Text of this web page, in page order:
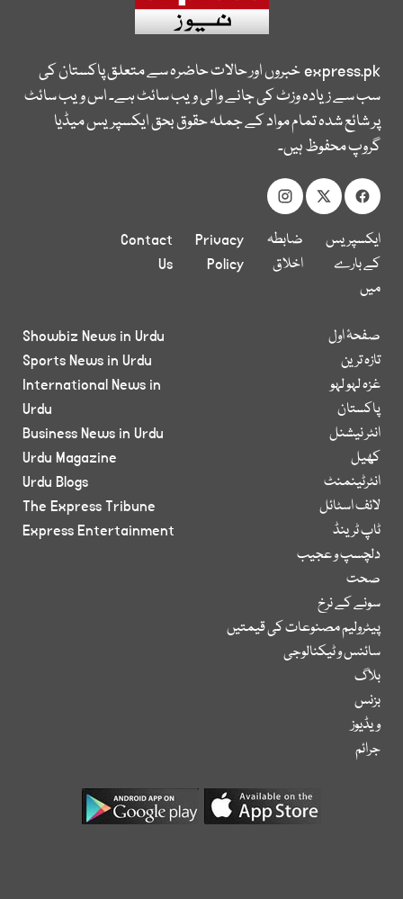
express.pkخبروں اور حالات حاضرہ سے متعلق پاکستان کی
سب سے زیادہ وزٹ کی جانے والی ویب سائٹ ہے۔ اس ویب سائٹ
پر شائع شدہ تمام مواد کے جملہ حقوق بحق ایکسپریس میڈیا
گروپ محفوظ ہیں۔
ایکسپریس
کے بارے
میں
ضابطہ
اخلاق
Privacy
Policy
Contact
Us
صفحۂ اول
تازہ ترین
غزہ لہو لہو
پاکستان
انٹر نیشنل
کھیل
انٹرٹینمنٹ
لائف اسٹائل
ٹاپ ٹرینڈ
دلچسپ و عجیب
صحت
سونے کے نرخ
پیٹرولیم مصنوعات کی قیمتیں
سائنس و ٹیکنالوجی
بلاگ
بزنس
ویڈیوز
جرائم
Showbiz News in Urdu
Sports News in Urdu
International News in
Urdu
Business News in Urdu
Urdu Magazine
Urdu Blogs
The Express Tribune
Express Entertainment